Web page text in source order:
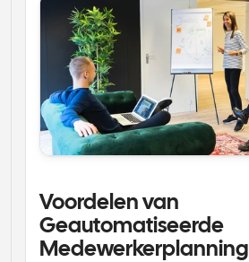
Voordelen van
Geautomatiseerde
Medewerkerplanning